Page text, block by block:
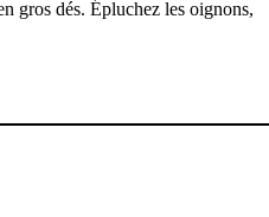
gros dés. Épluchez les oignons,